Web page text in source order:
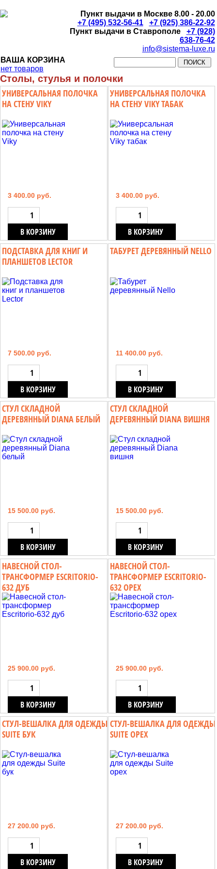
Пункт выдачи в Москве 8.00 - 20.00
+7 (495) 532-56-41
+7 (925) 386-22-92
Пункт выдачи в Ставрополе
+7 (928)
638-76-42
info@sistema-luxe.ru
ВАША КОРЗИНА
нет товаров
Столы, стулья и полочки
УНИВЕРСАЛЬНАЯ ПОЛОЧКА
НА СТЕНУ VIKY
3 400.00 руб.
В КОРЗИНУ
УНИВЕРСАЛЬНАЯ ПОЛОЧКА
НА СТЕНУ VIKY ТАБАК
3 400.00 руб.
В КОРЗИНУ
ПОДСТАВКА ДЛЯ КНИГ И
ПЛАНШЕТОВ LECTOR
7 500.00 руб.
В КОРЗИНУ
ТАБУРЕТ ДЕРЕВЯННЫЙ NELLO
11 400.00 руб.
В КОРЗИНУ
СТУЛ СКЛАДНОЙ
ДЕРЕВЯННЫЙ DIANA БЕЛЫЙ
15 500.00 руб.
В КОРЗИНУ
СТУЛ СКЛАДНОЙ
ДЕРЕВЯННЫЙ DIANA ВИШНЯ
15 500.00 руб.
В КОРЗИНУ
НАВЕСНОЙ СТОЛ-
ТРАНСФОРМЕР ESCRITORIO-
632 ДУБ
25 900.00 руб.
В КОРЗИНУ
НАВЕСНОЙ СТОЛ-
ТРАНСФОРМЕР ESCRITORIO-
632 ОРЕХ
25 900.00 руб.
В КОРЗИНУ
СТУЛ-ВЕШАЛКА ДЛЯ ОДЕЖДЫ
SUITE БУК
27 200.00 руб.
В КОРЗИНУ
СТУЛ-ВЕШАЛКА ДЛЯ ОДЕЖДЫ
SUITE ОРЕХ
27 200.00 руб.
В КОРЗИНУ